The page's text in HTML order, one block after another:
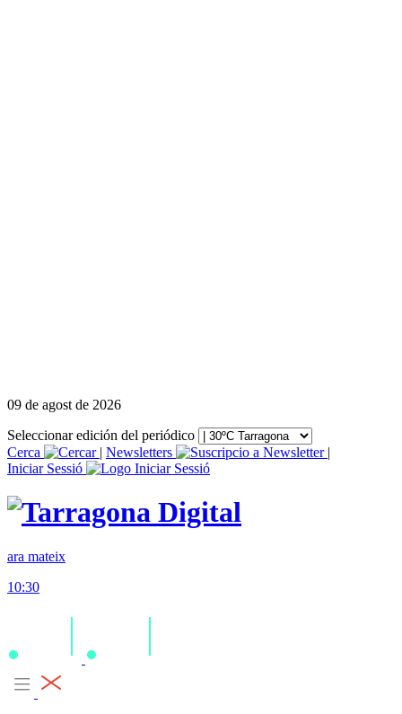
09 de agost de 2026
Seleccionar edición del periódico
Cerca
| Newsletters
|
Iniciar Sessió
ara mateix
10:30